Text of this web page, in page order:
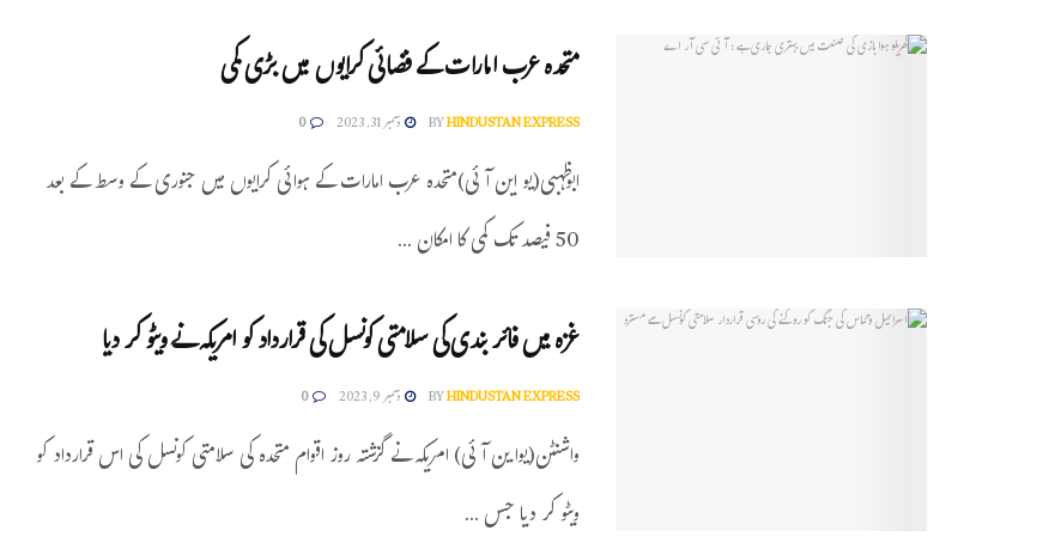
متحدہ عرب امارات کے فضائی کرایوں میں بڑی کمی
BYHINDUSTAN EXPRESS دسمبر 31, 2023 0
ابوظہبی(یو این آئی)متحدہ عرب امارات کے ہوائی کرایوں میں جنوری کے وسط کے بعد
50 فیصد تک کمی کا امکان ...
غزہ میں فائر بندی کی سلامتی کونسل کی قرارداد کو امریکہ نے ویٹو کر دیا
BYHINDUSTAN EXPRESS دسمبر 9, 2023 0
واشنٹن(یوا ین آئی) امریکہ نے گزشتہ روز اقوام متحدہ کی سلامتی کونسل کی اس قرارداد کو
ویٹو کر دیا جس ...